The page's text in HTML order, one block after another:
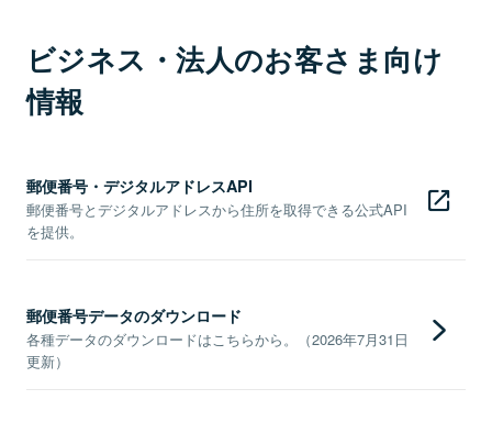
ビジネス・法人のお客さま向け
情報
郵便番号・デジタルアドレスAPI
郵便番号とデジタルアドレスから住所を取得できる公式API
を提供。
郵便番号データのダウンロード
各種データのダウンロードはこちらから。（2026年7月31日
更新）